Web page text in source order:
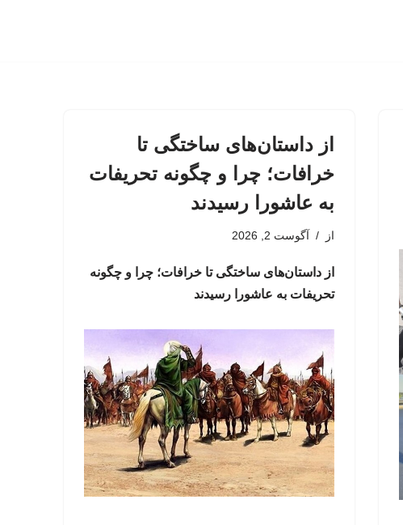
از داستان‌های ساختگی تا
خرافات؛ چرا و چگونه تحریفات
به عاشورا رسیدند
از آگوست 2, 2026
از داستان‌های ساختگی تا خرافات؛ چرا و چگونه
تحریفات به عاشورا رسیدند